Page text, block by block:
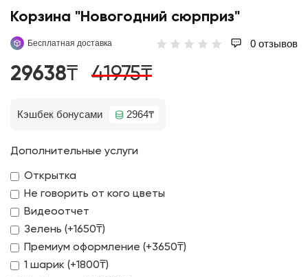
Корзина "Новогодний сюрприз"
Бесплатная доставка 0 отзывов
29638₸ 41975₸
Кэшбек бонусами 2964₸
Дополнительные услуги
Открытка
Не говорить от кого цветы
Видеоотчет
Зелень (+1650₸)
Премиум оформление (+3650₸)
1 шарик (+1800₸)